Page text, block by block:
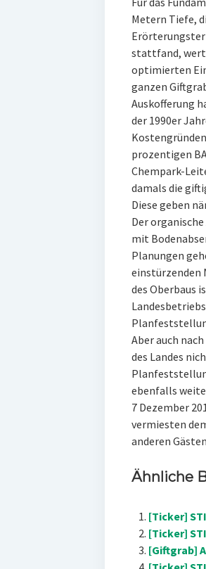
Metern Tiefe,
stattfand,
optimierten
ganzen
Auskofferung
der 1990er
prozentigen
Chempark-
damals die
Diese geben
Der
mit
Planungen
einstürzenden
des Oberbaus
Aber auch
des Landes
ebenfalls
7 Dezember
vermiesten
anderen
Ähnliche
[Ticker]
[Ticker]
[Giftgrab]